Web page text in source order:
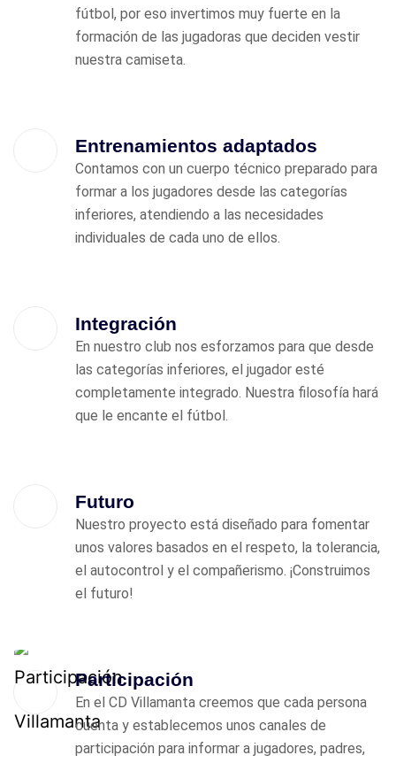
fútbol, por eso invertimos muy fuerte en la
formación de las jugadoras que deciden vestir
nuestra camiseta.
Entrenamientos adaptados
Contamos con un cuerpo técnico preparado para
formar a los jugadores desde las categorías
inferiores, atendiendo a las necesidades
individuales de cada uno de ellos.
Integración
En nuestro club nos esforzamos para que desde
las categorías inferiores, el jugador esté
completamente integrado. Nuestra filosofía hará
que le encante el fútbol.
Futuro
Nuestro proyecto está diseñado para fomentar
unos valores basados en el respeto, la tolerancia,
el autocontrol y el compañerismo. ¡Construimos
el futuro!
Participación
En el CD Villamanta creemos que cada persona
cuenta y establecemos unos canales de
participación para informar a jugadores, padres,